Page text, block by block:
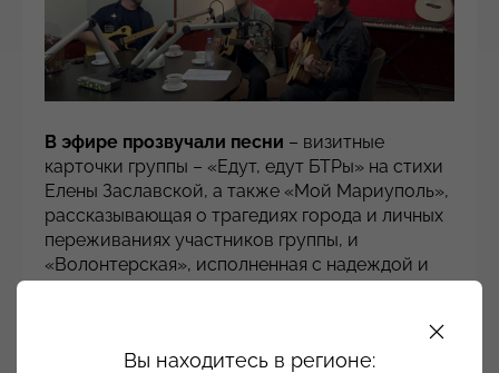
В эфире прозвучали песни – визитные
карточки группы – «Едут, едут БТРы» на стихи
Елены Заславской, а также «Мой Мариуполь»,
рассказывающая о трагедиях города и личных
переживаниях участников группы, и
«Волонтерская», исполненная с надеждой и
Напоследок музыканты «Зверобоя» оставили
автографы и пожелали зрителям побед на всех
Вы находитесь в регионе: